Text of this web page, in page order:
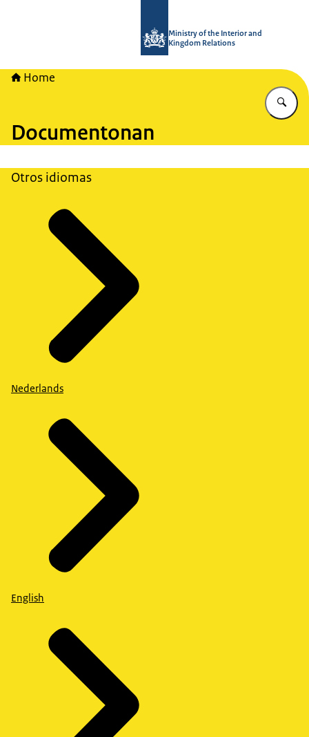
Ministry of the Interior and
Kingdom Relations
Home
Documentonan
Otros idiomas
Nederlands
English